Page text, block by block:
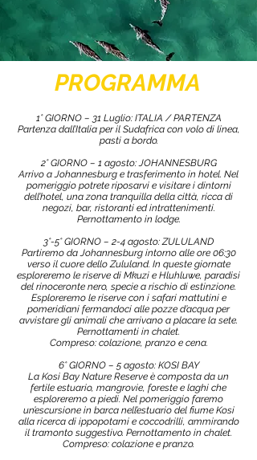
PROGRAMMA
1° GIORNO – 31 Luglio: ITALIA / PARTENZA
Partenza dall’Italia per il Sudafrica con volo di linea,
pasti a bordo.
2° GIORNO – 1 agosto: JOHANNESBURG
Arrivo a Johannesburg e trasferimento in hotel. Nel
pomeriggio potrete riposarvi e visitare i dintorni
dell’hotel, una zona tranquilla della città, ricca di
negozi, bar, ristoranti ed intrattenimenti.
Pernottamento in lodge.
3°-5° GIORNO – 2-4 agosto: ZULULAND
Partiremo da Johannesburg intorno alle ore 06:30
verso il cuore dello Zululand. In queste giornate
esploreremo le riserve di Mkuzi e Hluhluwe, paradisi
del rinoceronte nero, specie a rischio di estinzione.
Esploreremo le riserve con i safari mattutini e
pomeridiani fermandoci alle pozze d’acqua per
avvistare gli animali che arrivano a placare la sete.
Pernottamenti in chalet.
Compreso: colazione, pranzo e cena.
6° GIORNO – 5 agosto: KOSI BAY
La Kosi Bay Nature Reserve è composta da un
fertile estuario, mangrovie, foreste e laghi che
esploreremo a piedi. Nel pomeriggio faremo
un’escursione in barca nell’estuario del fiume Kosi
alla ricerca di ippopotami e coccodrilli, ammirando
il tramonto suggestivo. Pernottamento in chalet.
Compreso: colazione e pranzo.